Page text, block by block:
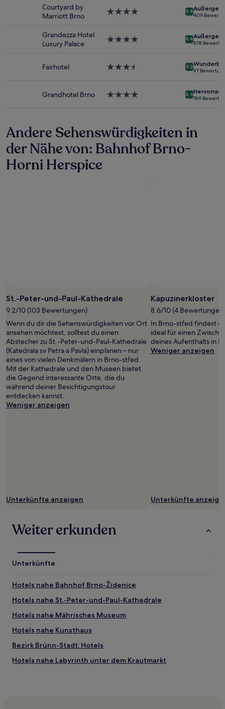
Verfügbarkeiten
Bedingungen
Courtyard by
Marriott Brno
4.0-
9.4
409
Grandezza Hotel
Luxury Palace
4.0-
9.4
878
Fairhotel
3.5-
9.2
97
Grandhotel Brno
4.0-
8.6
769
Andere Sehenswürdigkeiten in
der Nähe von: Bahnhof Brno-
Horni Herspice
St.-Peter-und-Paul-Kathedrale
9.2/10 (103 Bewertungen)
Wenn du dir die Sehenswürdigkeiten vor Ort
ansehen möchtest, solltest du einen
Abstecher zu St.-Peter-und-Paul-Kathedrale
(Katedrala sv Petra a Pavla) einplanen – nur
eines von vielen Denkmälern in Brno-střed.
Mit der Kathedrale und den Museen bietet
die Gegend interessante Orte, die du
während deiner Besichtigungstour
entdecken kannst.
Weniger anzeigen
Unterkünfte anzeigen
Kapuzinerkloster
8.6/10 (4 Bewertungen)
In Brno-střed findest
ideal für einen
deines Aufenthalts in
Weniger anzeigen
Unterkünfte
Weiter erkunden
Unterkünfte
Hotels nahe Bahnhof Brno-Židenice
Hotels nahe St.-Peter-und-Paul-Kathedrale
Hotels nahe Mährisches Museum
Hotels nahe Kunsthaus
Bezirk Brünn-Stadt: Hotels
Hotels nahe Labyrinth unter dem Krautmarkt